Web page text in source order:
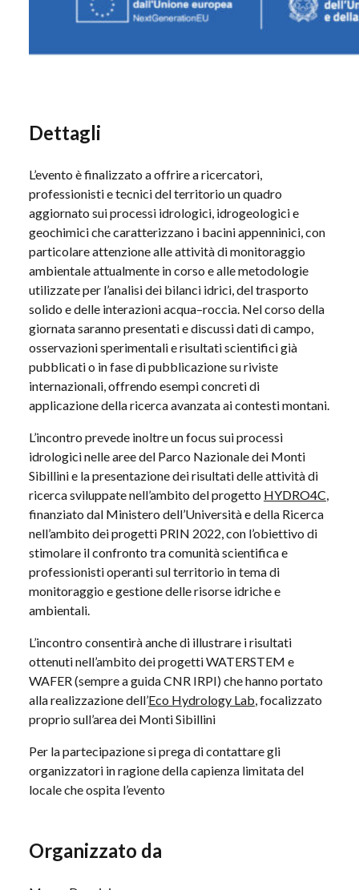
Dettagli
L’evento è finalizzato a offrire a ricercatori,
professionisti e tecnici del territorio un quadro
aggiornato sui processi idrologici, idrogeologici e
geochimici che caratterizzano i bacini appenninici, con
particolare attenzione alle attività di monitoraggio
ambientale attualmente in corso e alle metodologie
utilizzate per l’analisi dei bilanci idrici, del trasporto
solido e delle interazioni acqua–roccia. Nel corso della
giornata saranno presentati e discussi dati di campo,
osservazioni sperimentali e risultati scientifici già
pubblicati o in fase di pubblicazione su riviste
internazionali, offrendo esempi concreti di
applicazione della ricerca avanzata ai contesti montani.
L’incontro prevede inoltre un focus sui processi
idrologici nelle aree del Parco Nazionale dei Monti
Sibillini e la presentazione dei risultati delle attività di
ricerca sviluppate nell’ambito del progetto HYDRO4C
finanziato dal Ministero dell’Università e della Ricerca
nell’ambito dei progetti PRIN 2022, con l’obiettivo di
stimolare il confronto tra comunità scientifica e
professionisti operanti sul territorio in tema di
monitoraggio e gestione delle risorse idriche e
ambientali.
L’incontro consentirà anche di illustrare i risultati
ottenuti nell’ambito dei progetti WATERSTEM e
WAFER (sempre a guida CNR IRPI) che hanno portato
alla realizzazione dell’Eco Hydrology Lab , focalizzato
proprio sull’area dei Monti Sibillini
Per la partecipazione si prega di contattare gli
organizzatori in ragione della capienza limitata del
locale che ospita l’evento
Organizzato da